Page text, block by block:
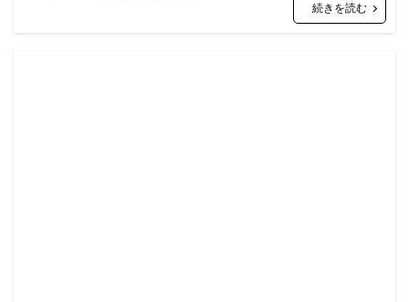
続きを読む